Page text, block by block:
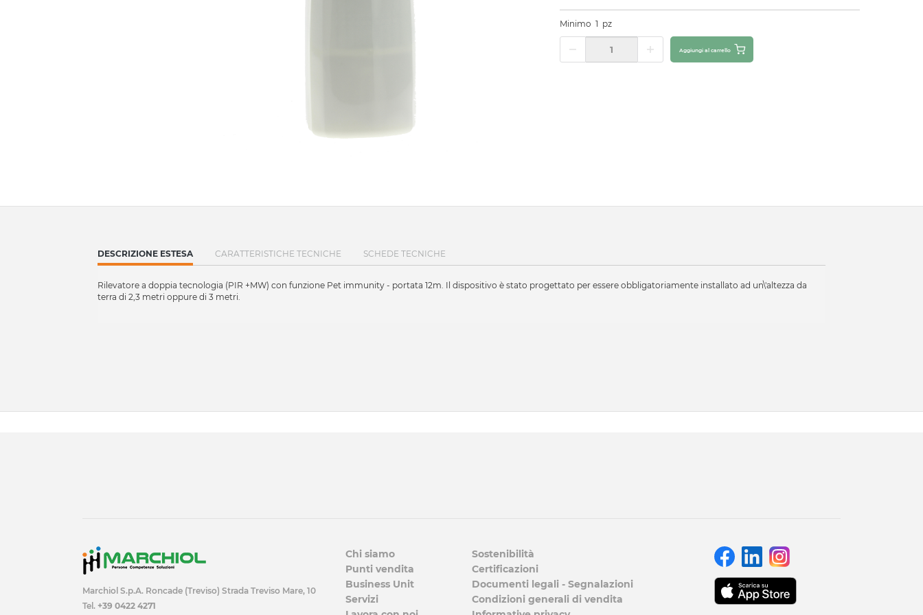
Minimo 1 pz
Aggiungi al carrello
CURRENT
TAB:
DESCRIZIONE ESTESA CARATTERISTICHE TECNICHE SCHEDE TECNICHE
Rilevatore a doppia tecnologia (PIR +MW) con funzione Pet immunity - portata 12m. Il dispositivo è stato progettato per essere obbligatoriamente installato ad un\'altezza da
terra di 2,3 metri oppure di 3 metri.
Marchiol S.p.A. Roncade (Treviso) Strada Treviso Mare, 10
Tel. +39 0422 4271
Chi siamo
Punti vendita
Business Unit
Servizi
Sostenibilità
Certificazioni
Documenti legali - Segnalazioni
Condizioni generali di vendita